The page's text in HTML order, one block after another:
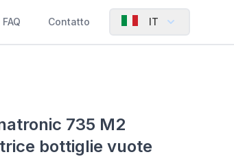
FAQ Contatto IT
735 M2
bottiglie vuote